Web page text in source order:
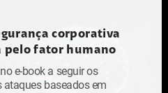
corporativa
pelo fator humano
e-book a seguir os
ataques baseados em